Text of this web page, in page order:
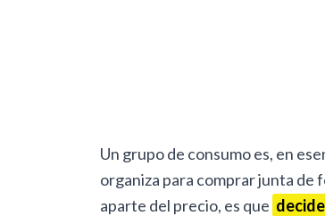
Un grupo de consumo es, en
organiza para comprar junta de
aparte del precio, es que